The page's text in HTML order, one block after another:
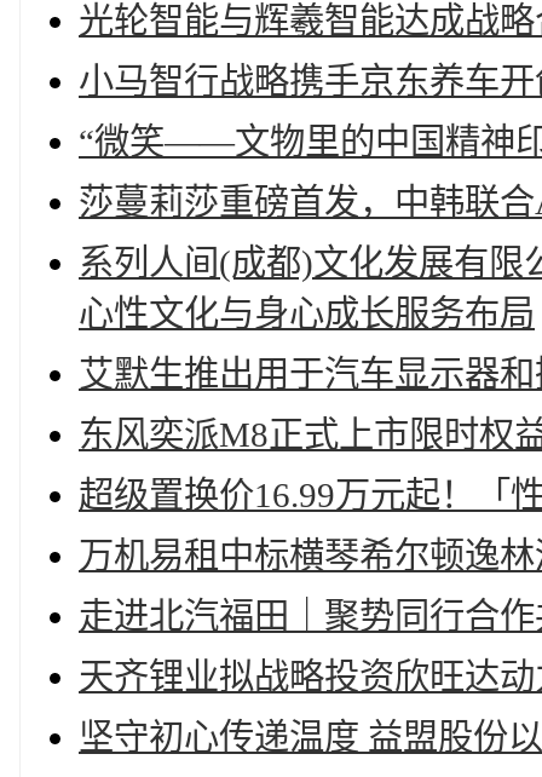
光轮智能与辉羲智能达成战
小马智行战略携手京东养车
“微笑——文物里的中国精神
莎蔓莉莎重磅首发，中韩联
系列人间(成都)文化发展有限
心性文化与身心成长服务布局
艾默生推出用于汽车显示器
东风奕派M8正式上市限时权
超级置换价16.99万元起！「
万机易租中标横琴希尔顿逸
走进北汽福田｜聚势同行合
天齐锂业拟战略投资欣旺达
坚守初心传递温度 益盟股份